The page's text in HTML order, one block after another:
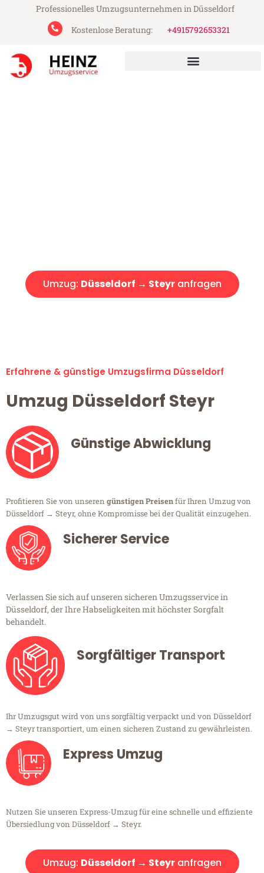
Professionelles Umzugsunternehmen in Düsseldorf
Kostenlose Beratung:
+4915792653321
Umzug: Düsseldorf → Steyranfragen
Erfahrene & günstige Umzugsfirma Düsseldorf
Umzug Düsseldorf Steyr
Günstige Abwicklung
Profitieren Sie von unseren günstigen Preisenfür Ihren Umzug von
Düsseldorf → Steyr, ohne Kompromisse bei der Qualität einzugehen.
Sicherer Service
Verlassen Sie sich auf unseren sicheren Umzugsservice in
Düsseldorf, der Ihre Habseligkeiten mit höchster Sorgfalt
behandelt.
Sorgfältiger Transport
Ihr Umzugsgut wird von uns sorgfältig verpackt und von Düsseldorf
→ Steyr transportiert, um einen sicheren Zustand zu gewährleisten.
Express Umzug
Nutzen Sie unseren Express-Umzug für eine schnelle und effiziente
Übersiedlung von Düsseldorf → Steyr.
Umzug: Düsseldorf → Steyranfragen